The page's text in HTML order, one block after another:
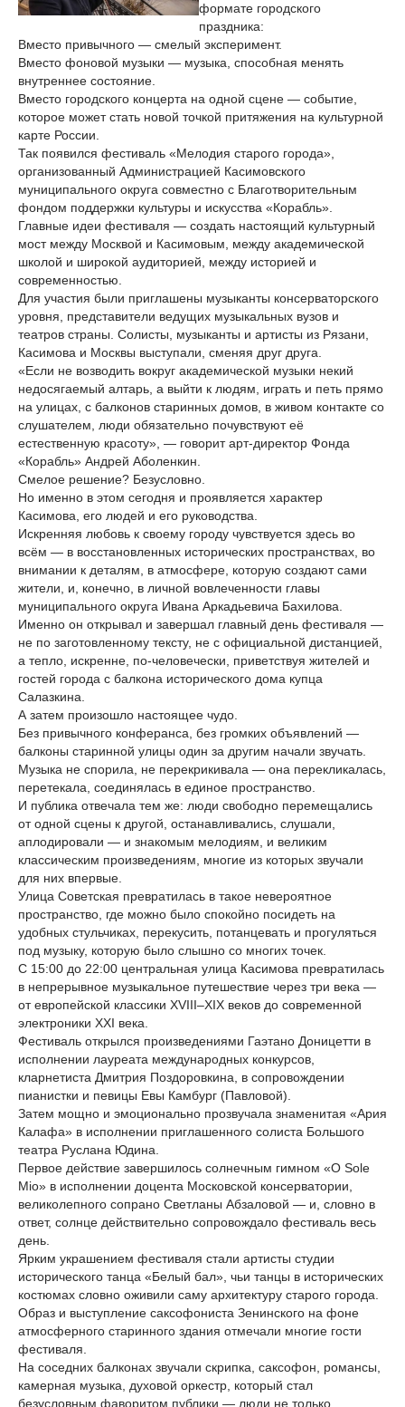
формате городского
праздника:
Вместо привычного — смелый эксперимент.
Вместо фоновой музыки — музыка, способная менять
внутреннее состояние.
Вместо городского концерта на одной сцене — событие,
которое может стать новой точкой притяжения на культурной
карте России.
Так появился фестиваль «Мелодия старого города»,
организованный Администрацией Касимовского
муниципального округа совместно с Благотворительным
фондом поддержки культуры и искусства «Корабль».
Главные идеи фестиваля — создать настоящий культурный
мост между Москвой и Касимовым, между академической
школой и широкой аудиторией, между историей и
современностью.
Для участия были приглашены музыканты консерваторского
уровня, представители ведущих музыкальных вузов и
театров страны. Солисты, музыканты и артисты из Рязани,
Касимова и Москвы выступали, сменяя друг друга.
«Если не возводить вокруг академической музыки некий
недосягаемый алтарь, а выйти к людям, играть и петь прямо
на улицах, с балконов старинных домов, в живом контакте со
слушателем, люди обязательно почувствуют её
естественную красоту», — говорит арт-директор Фонда
«Корабль» Андрей Аболенкин.
Смелое решение? Безусловно.
Но именно в этом сегодня и проявляется характер
Касимова, его людей и его руководства.
Искренняя любовь к своему городу чувствуется здесь во
всём — в восстановленных исторических пространствах, во
внимании к деталям, в атмосфере, которую создают сами
жители, и, конечно, в личной вовлеченности главы
муниципального округа Ивана Аркадьевича Бахилова.
Именно он открывал и завершал главный день фестиваля —
не по заготовленному тексту, не с официальной дистанцией,
а тепло, искренне, по-человечески, приветствуя жителей и
гостей города с балкона исторического дома купца
Салазкина.
А затем произошло настоящее чудо.
Без привычного конферанса, без громких объявлений —
балконы старинной улицы один за другим начали звучать.
Музыка не спорила, не перекрикивала — она перекликалась,
перетекала, соединялась в единое пространство.
И публика отвечала тем же: люди свободно перемещались
от одной сцены к другой, останавливались, слушали,
аплодировали — и знакомым мелодиям, и великим
классическим произведениям, многие из которых звучали
для них впервые.
Улица Советская превратилась в такое невероятное
пространство, где можно было спокойно посидеть на
удобных стульчиках, перекусить, потанцевать и прогуляться
под музыку, которую было слышно со многих точек.
С 15:00 до 22:00 центральная улица Касимова превратилась
в непрерывное музыкальное путешествие через три века —
от европейской классики XVIII–XIX веков до современной
электроники XXI века.
Фестиваль открылся произведениями Гаэтано Доницетти в
исполнении лауреата международных конкурсов,
кларнетиста Дмитрия Поздоровкина, в сопровождении
пианистки и певицы Евы Камбург (Павловой).
Затем мощно и эмоционально прозвучала знаменитая «Ария
Калафа» в исполнении приглашенного солиста Большого
театра Руслана Юдина.
Первое действие завершилось солнечным гимном «O Sole
Mio» в исполнении доцента Московской консерватории,
великолепного сопрано Светланы Абзаловой — и, словно в
ответ, солнце действительно сопровождало фестиваль весь
день.
Ярким украшением фестиваля стали артисты студии
исторического танца «Белый бал», чьи танцы в исторических
костюмах словно оживили саму архитектуру старого города.
Образ и выступление саксофониста Зенинского на фоне
атмосферного старинного здания отмечали многие гости
фестиваля.
На соседних балконах звучали скрипка, саксофон, романсы,
камерная музыка, духовой оркестр, который стал
безусловным фаворитом публики — люди не только